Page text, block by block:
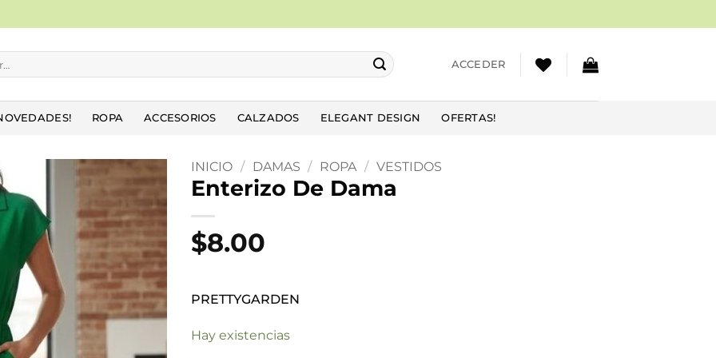
ACCEDER
ROPA ACCESORIOS CALZADOS ELEGANT DESIGN OFERTAS!
Añadir
a la
lista
deseos
INICIO / DAMAS / ROPA / VESTIDOS
Enterizo De Dama
$8.00
PRETTYGARDEN
Hay existencias